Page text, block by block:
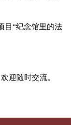
目“纪念馆里的法
迎随时交流。